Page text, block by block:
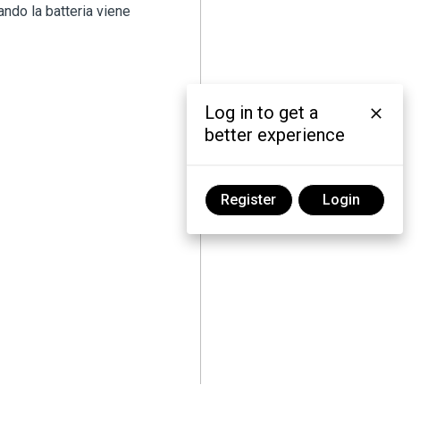
la batteria viene
Log in to get a
better experience
Register Login